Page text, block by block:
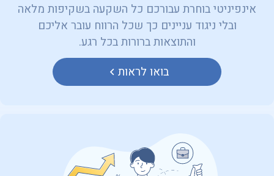
אינפיניטי בוחרת עבורכם כל השקעה בשקיפות מלאה
ובלי ניגוד עניינים כך שכל הרווח עובר אליכם
והתוצאות ברורות בכל רגע.
בואו לראות